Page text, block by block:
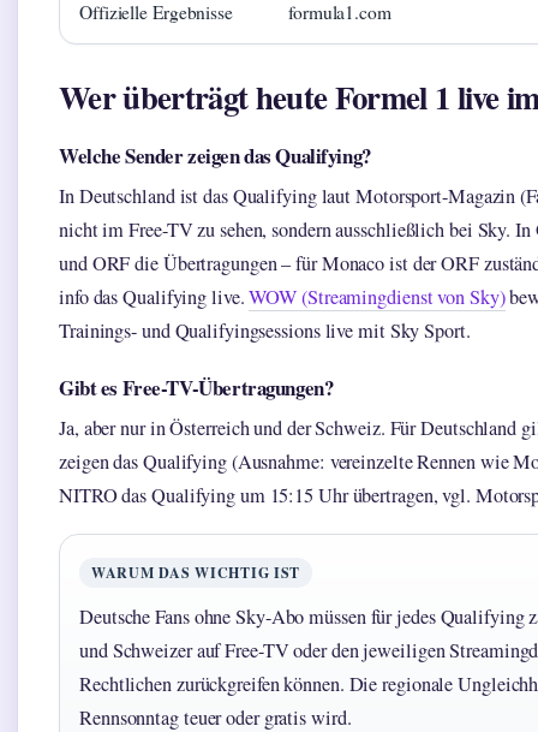
Offizielle Ergebnisse formula1.com
Wer überträgt heute Formel 1 live
Welche Sender zeigen das Qualifying?
In Deutschland ist das Qualifying laut Motorsport-Magazin
nicht im Free-TV zu sehen, sondern ausschließlich bei Sky.
und ORF die Übertragungen – für Monaco ist der ORF
info das Qualifying live.WOW (Streamingdienst von Sky)
Trainings- und Qualifyingsessions live mit Sky Sport.
Gibt es Free-TV-Übertragungen?
Ja, aber nur in Österreich und der Schweiz. Für Deutschland
zeigen das Qualifying (Ausnahme: vereinzelte Rennen wie
NITRO das Qualifying um 15:15 Uhr übertragen, vgl.
WARUM DAS WICHTIG IST
Deutsche Fans ohne Sky-Abo müssen für jedes Qualifying
und Schweizer auf Free-TV oder den jeweiligen
Rechtlichen zurückgreifen können. Die regionale
Rennsonntag teuer oder gratis wird.